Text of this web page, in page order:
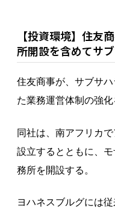
【投資環境】住友
所開設を含めてサ
住友商事が、サブサ
た業務運営体制の強化
同社は、南アフリカ
設立するとともに、
務所を開設する。
ヨハネスブルグには